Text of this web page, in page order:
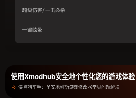
使用Xmodhub安全地个性化您的游戏体验
侠盗猎车手：圣安地列斯游戏修改器常见问题解决